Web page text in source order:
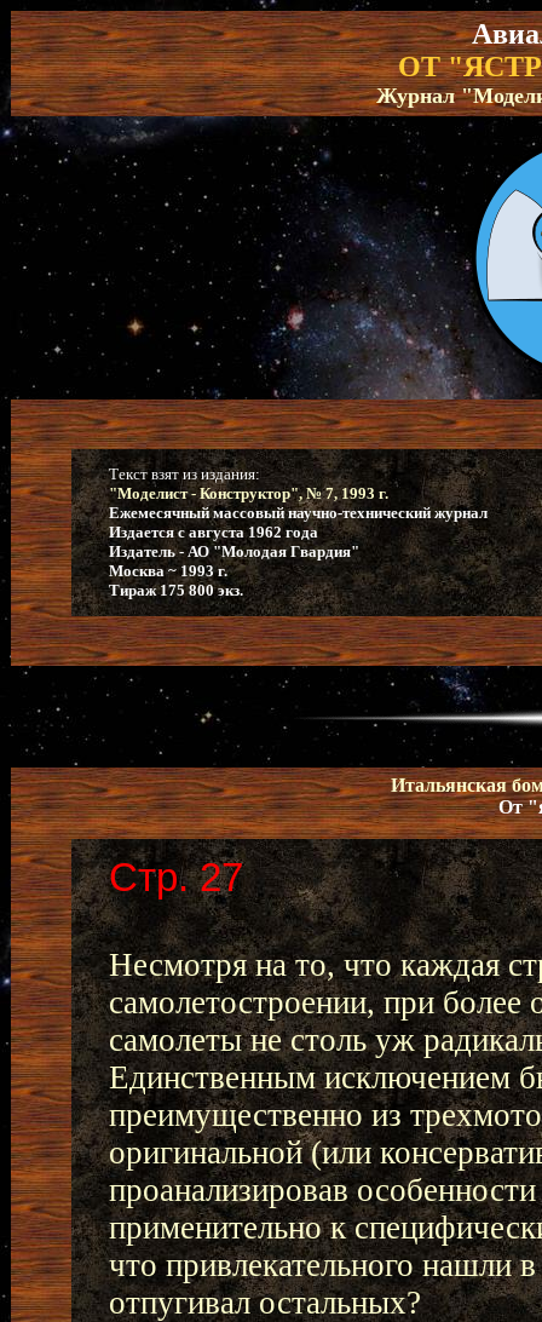
ОТ
Журнал
Текст взят из издания:
"Моделист - Конструктор", № 7, 1993 г.
Ежемесячный массовый научно-технический журнал
Издается с августа 1962 года
Издатель - АО "Молодая Гвардия"
Москва ~ 1993 г.
Тираж 175 800 экз.
Итальянская
От
Стр. 27
Несмотря на то, что каждая
самолетостроении, при более
самолеты не столь уж
Единственным исключением
преимущественно из
оригинальной (или
проанализировав
применительно к
что привлекательного нашли
отпугивал остальных?